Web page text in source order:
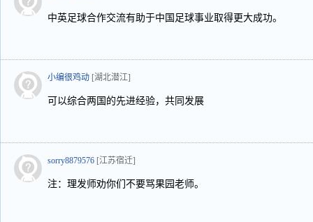
中英足球合作交流有助于中国足球事业取得更大成功。
小编很鸡动 [湖北潜江]
可以综合两国的先进经验，共同发展
sorry8879576 [江苏宿迁]
注：理发师劝你们不要骂果园老师。